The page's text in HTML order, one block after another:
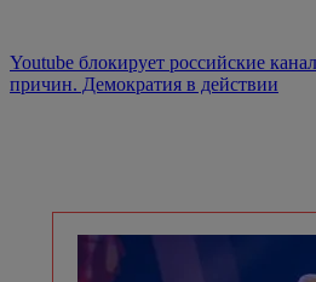
Youtube блокирует российские
причин. Демократия в действии